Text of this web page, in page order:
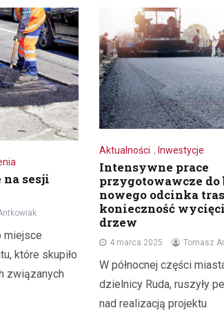
sesji
miejsce
które skupiło
związanych
Aktualności , Inwestycje
Intensywne prace
przygotowawcze do
nowego odcinka
konieczność
drzew
4 marca 2025 Tomasz
W północnej części
dzielnicy Ruda, ruszyły
nad realizacją projektu